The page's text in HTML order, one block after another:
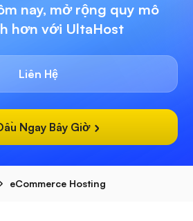
nay, mở rộng quy mô
hơn với UltaHost
Liên Hệ
Ngay Bây Giờ
eCommerce Hosting